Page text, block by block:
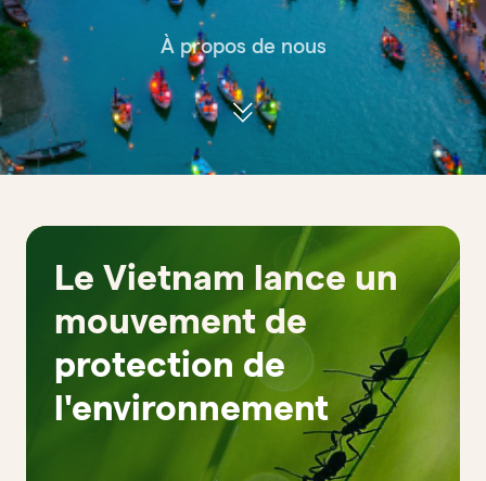
À propos de nous
Le Vietnam lance un
mouvement de
protection de
l'environnement